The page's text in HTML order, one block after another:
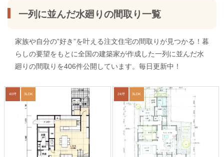
一列に並んだ水廻りの間取り一覧
家族や自分の”好き”を叶える注文住宅の間取りが見つかる！暮
らしの要望をもとに全国の建築家が作成した一列に並んだ水
廻りの間取りを406件公開しています。毎日更新中！
40坪 3LDK 24坪 3LDK